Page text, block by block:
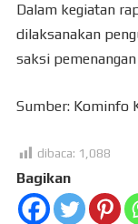
Dalam kegiatan
dilaksanakan
saksi
Sumber: Kominfo
dibaca: 1,088
Bagikan